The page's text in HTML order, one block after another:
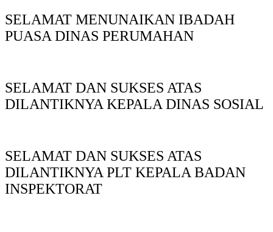
SELAMAT MENUNAIKAN IBADAH
PUASA DINAS PERUMAHAN
SELAMAT DAN SUKSES ATAS
DILANTIKNYA KEPALA DINAS SOSIAL
SELAMAT DAN SUKSES ATAS
DILANTIKNYA PLT KEPALA BADAN
INSPEKTORAT